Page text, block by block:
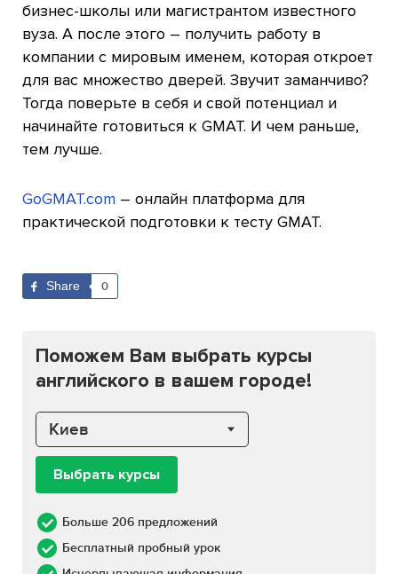
бизнес-школы или магистрантом известного
вуза. А после этого – получить работу в
компании с мировым именем, которая откроет
для вас множество дверей. Звучит заманчиво?
Тогда поверьте в себя и свой потенциал и
начинайте готовиться к GMAT. И чем раньше,
тем лучше.
GoGMAT.com – онлайн платформа для
практической подготовки к тесту GMAT.
Share 0
Поможем Вам выбрать курсы
английского в вашем городе!
Киев
Выбрать курсы
Больше 206 предложений
Бесплатный пробный урок